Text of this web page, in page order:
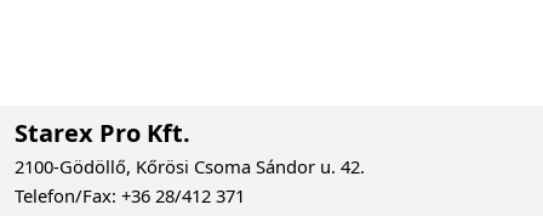
Starex Pro Kft.
2100-Gödöllő, Kőrösi Csoma Sándor u. 42.
Telefon/Fax: +36 28/412 371